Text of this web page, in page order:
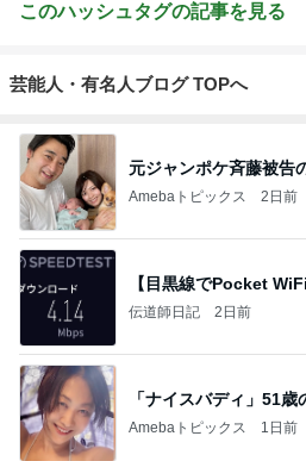
このハッシュタグの記事を見る
芸能人・有名人ブログ TOPへ
元ジャンポケ斉藤被告
Amebaトピックス 2日前
【目黒線でPocket
伝道師日記 2日前
「ナイスバディ」51
Amebaトピックス 1日前